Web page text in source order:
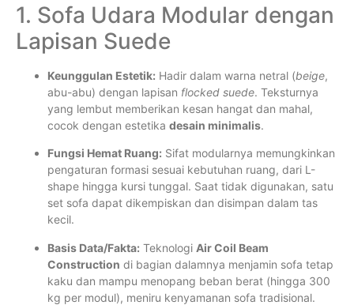
1. Sofa Udara Modular dengan
Lapisan Suede
Keunggulan Estetik: Hadir dalam warna netral (beige,
abu-abu) dengan lapisan flocked suede. Teksturnya
yang lembut memberikan kesan hangat dan mahal,
cocok dengan estetika desain minimalis.
Fungsi Hemat Ruang: Sifat modularnya memungkinkan
pengaturan formasi sesuai kebutuhan ruang, dari L-
shape hingga kursi tunggal. Saat tidak digunakan, satu
set sofa dapat dikempiskan dan disimpan dalam tas
kecil.
Basis Data/Fakta: Teknologi Air Coil Beam
Construction di bagian dalamnya menjamin sofa tetap
kaku dan mampu menopang beban berat (hingga 300
kg per modul), meniru kenyamanan sofa tradisional.